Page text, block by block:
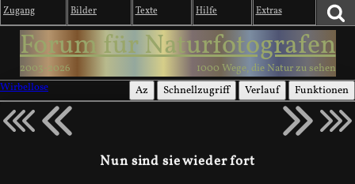
Zugang Bilder Texte Hilfe Extras
Forum für Naturfotografen
2003-2026
1000 Wege, die Natur zu sehen
Wirbellose
Az Schnellzugriff Verlauf Funktionen
Nun sind sie wieder fort